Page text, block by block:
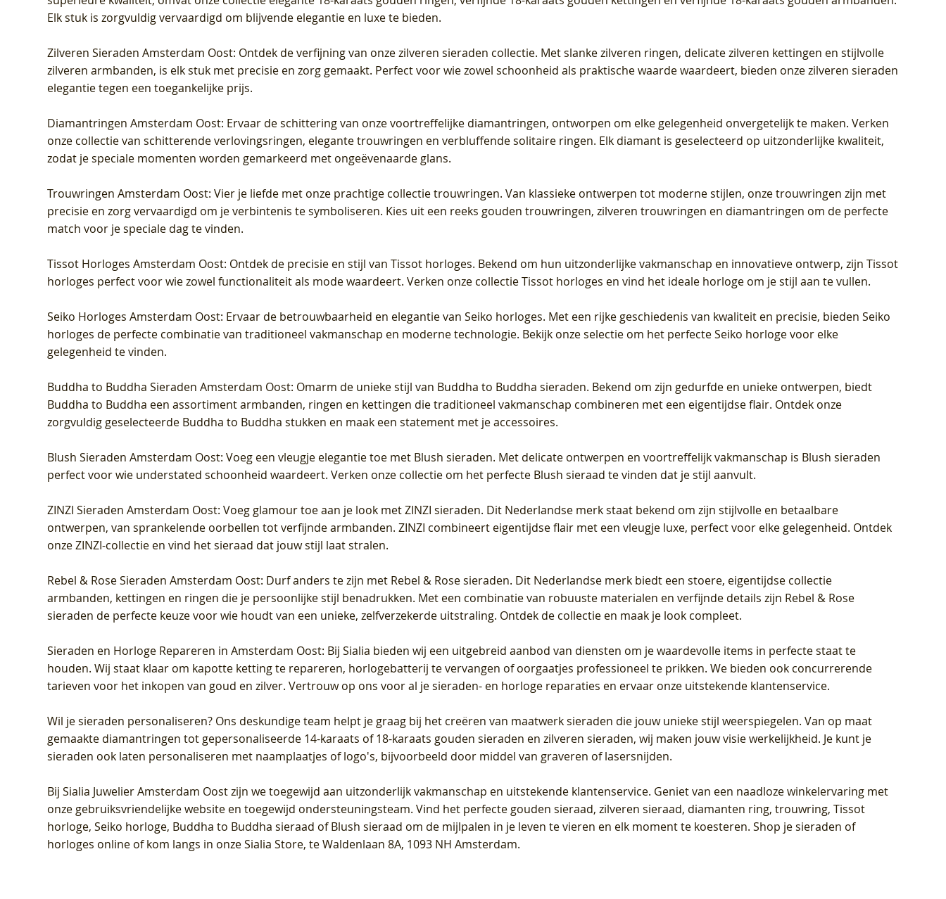
Elk stuk is zorgvuldig vervaardigd om blijvende elegantie en luxe te bieden.
Zilveren Sieraden Amsterdam Oost: Ontdek de verfijning van onze zilveren sieraden collectie. Met slanke zilveren ringen, delicate zilveren kettingen en stijlvolle
zilveren armbanden, is elk stuk met precisie en zorg gemaakt. Perfect voor wie zowel schoonheid als praktische waarde waardeert, bieden onze zilveren sieraden
elegantie tegen een toegankelijke prijs.
Diamantringen Amsterdam Oost: Ervaar de schittering van onze voortreffelijke diamantringen, ontworpen om elke gelegenheid onvergetelijk te maken. Verken
onze collectie van schitterende verlovingsringen, elegante trouwringen en verbluffende solitaire ringen. Elk diamant is geselecteerd op uitzonderlijke kwaliteit,
zodat je speciale momenten worden gemarkeerd met ongeëvenaarde glans.
Trouwringen Amsterdam Oost: Vier je liefde met onze prachtige collectie trouwringen. Van klassieke ontwerpen tot moderne stijlen, onze trouwringen zijn met
precisie en zorg vervaardigd om je verbintenis te symboliseren. Kies uit een reeks gouden trouwringen, zilveren trouwringen en diamantringen om de perfecte
match voor je speciale dag te vinden.
Tissot Horloges Amsterdam Oost: Ontdek de precisie en stijl van Tissot horloges. Bekend om hun uitzonderlijke vakmanschap en innovatieve ontwerp, zijn Tissot
horloges perfect voor wie zowel functionaliteit als mode waardeert. Verken onze collectie Tissot horloges en vind het ideale horloge om je stijl aan te vullen.
Seiko Horloges Amsterdam Oost: Ervaar de betrouwbaarheid en elegantie van Seiko horloges. Met een rijke geschiedenis van kwaliteit en precisie, bieden Seiko
horloges de perfecte combinatie van traditioneel vakmanschap en moderne technologie. Bekijk onze selectie om het perfecte Seiko horloge voor elke
gelegenheid te vinden.
Buddha to Buddha Sieraden Amsterdam Oost: Omarm de unieke stijl van Buddha to Buddha sieraden. Bekend om zijn gedurfde en unieke ontwerpen, biedt
Buddha to Buddha een assortiment armbanden, ringen en kettingen die traditioneel vakmanschap combineren met een eigentijdse flair. Ontdek onze
zorgvuldig geselecteerde Buddha to Buddha stukken en maak een statement met je accessoires.
Blush Sieraden Amsterdam Oost: Voeg een vleugje elegantie toe met Blush sieraden. Met delicate ontwerpen en voortreffelijk vakmanschap is Blush sieraden
perfect voor wie understated schoonheid waardeert. Verken onze collectie om het perfecte Blush sieraad te vinden dat je stijl aanvult.
ZINZI Sieraden Amsterdam Oost: Voeg glamour toe aan je look met ZINZI sieraden. Dit Nederlandse merk staat bekend om zijn stijlvolle en betaalbare
ontwerpen, van sprankelende oorbellen tot verfijnde armbanden. ZINZI combineert eigentijdse flair met een vleugje luxe, perfect voor elke gelegenheid. Ontdek
onze ZINZI-collectie en vind het sieraad dat jouw stijl laat stralen.
Rebel & Rose Sieraden Amsterdam Oost: Durf anders te zijn met Rebel & Rose sieraden. Dit Nederlandse merk biedt een stoere, eigentijdse collectie
armbanden, kettingen en ringen die je persoonlijke stijl benadrukken. Met een combinatie van robuuste materialen en verfijnde details zijn Rebel & Rose
sieraden de perfecte keuze voor wie houdt van een unieke, zelfverzekerde uitstraling. Ontdek de collectie en maak je look compleet.
Sieraden en Horloge Repareren in Amsterdam Oost: Bij Sialia bieden wij een uitgebreid aanbod van diensten om je waardevolle items in perfecte staat te
houden. Wij staat klaar om kapotte ketting te repareren, horlogebatterij te vervangen of oorgaatjes professioneel te prikken. We bieden ook concurrerende
tarieven voor het inkopen van goud en zilver. Vertrouw op ons voor al je sieraden- en horloge reparaties en ervaar onze uitstekende klantenservice.
Wil je sieraden personaliseren? Ons deskundige team helpt je graag bij het creëren van maatwerk sieraden die jouw unieke stijl weerspiegelen. Van op maat
gemaakte diamantringen tot gepersonaliseerde 14-karaats of 18-karaats gouden sieraden en zilveren sieraden, wij maken jouw visie werkelijkheid. Je kunt je
sieraden ook laten personaliseren met naamplaatjes of logo's, bijvoorbeeld door middel van graveren of lasersnijden.
BijSialia Juwelier Amsterdam Oostzijn we toegewijd aan uitzonderlijk vakmanschap en uitstekende klantenservice. Geniet van een naadloze winkelervaring met
onze gebruiksvriendelijke website en toegewijd ondersteuningsteam. Vind het perfecte gouden sieraad, zilveren sieraad, diamanten ring, trouwring, Tissot
horloge, Seiko horloge, Buddha to Buddha sieraad of Blush sieraad om de mijlpalen in je leven te vieren en elk moment te koesteren. Shop je sieraden of
horloges online of kom langs in onze Sialia Store, te Waldenlaan 8A, 1093 NH Amsterdam.